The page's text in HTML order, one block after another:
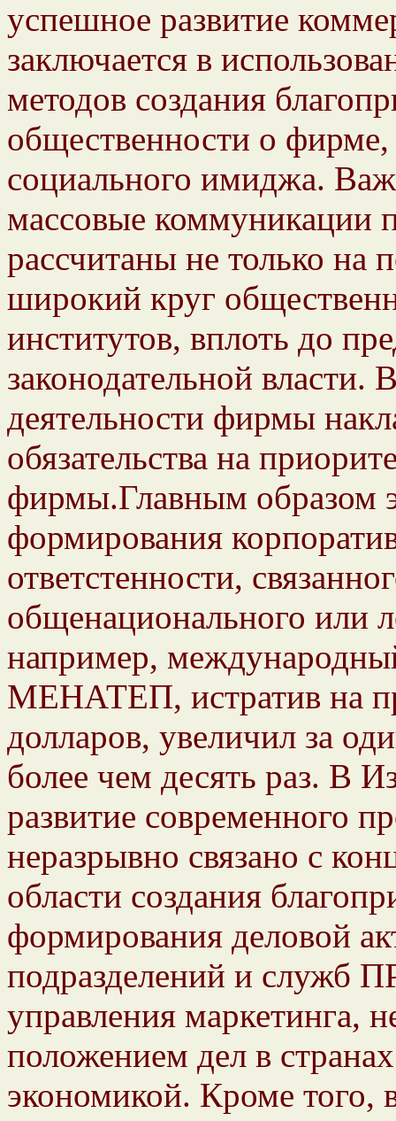
успешное развитие
заключается в
методов создания
общественности о
социального имиджа.
массовые коммуникации
рассчитаны не только на
широкий круг
институтов, вплоть до
законодательной
деятельности фирмы
обязательства на
фирмы.Главным образом
формирования
ответстенности,
общенационального или
например,
МЕНАТЕП, истратив на
долларов, увеличил за
более чем десять раз. В
развитие современного
неразрывно связано с
области создания
формирования деловой
подразделений и служб
управления маркетинга,
положением дел в
экономикой. Кроме того,